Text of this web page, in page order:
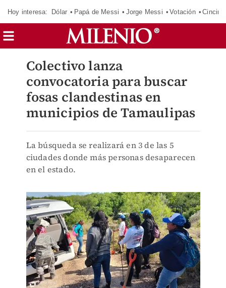
Hoy interesa: Dólar Papá de Messi Jorge Messi Votación
Colectivo lanza
convocatoria para buscar
fosas clandestinas en
municipios de Tamaulipas
La búsqueda se realizará en 3 de las 5
ciudades donde más personas desaparecen
en el estado.